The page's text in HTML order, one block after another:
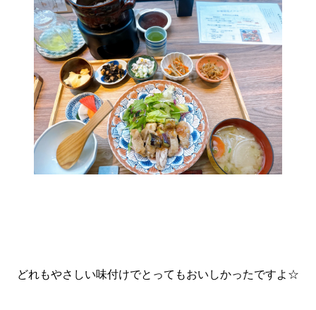
どれもやさしい味付けでとってもおいしかったですよ☆